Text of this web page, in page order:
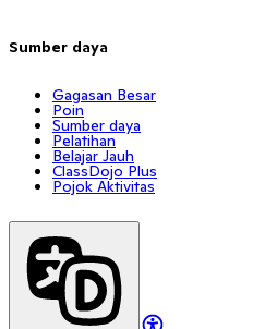
Sumber daya
Gagasan Besar
Poin
Sumber daya
Pelatihan
Belajar Jauh
ClassDojo Plus
Pojok Aktivitas